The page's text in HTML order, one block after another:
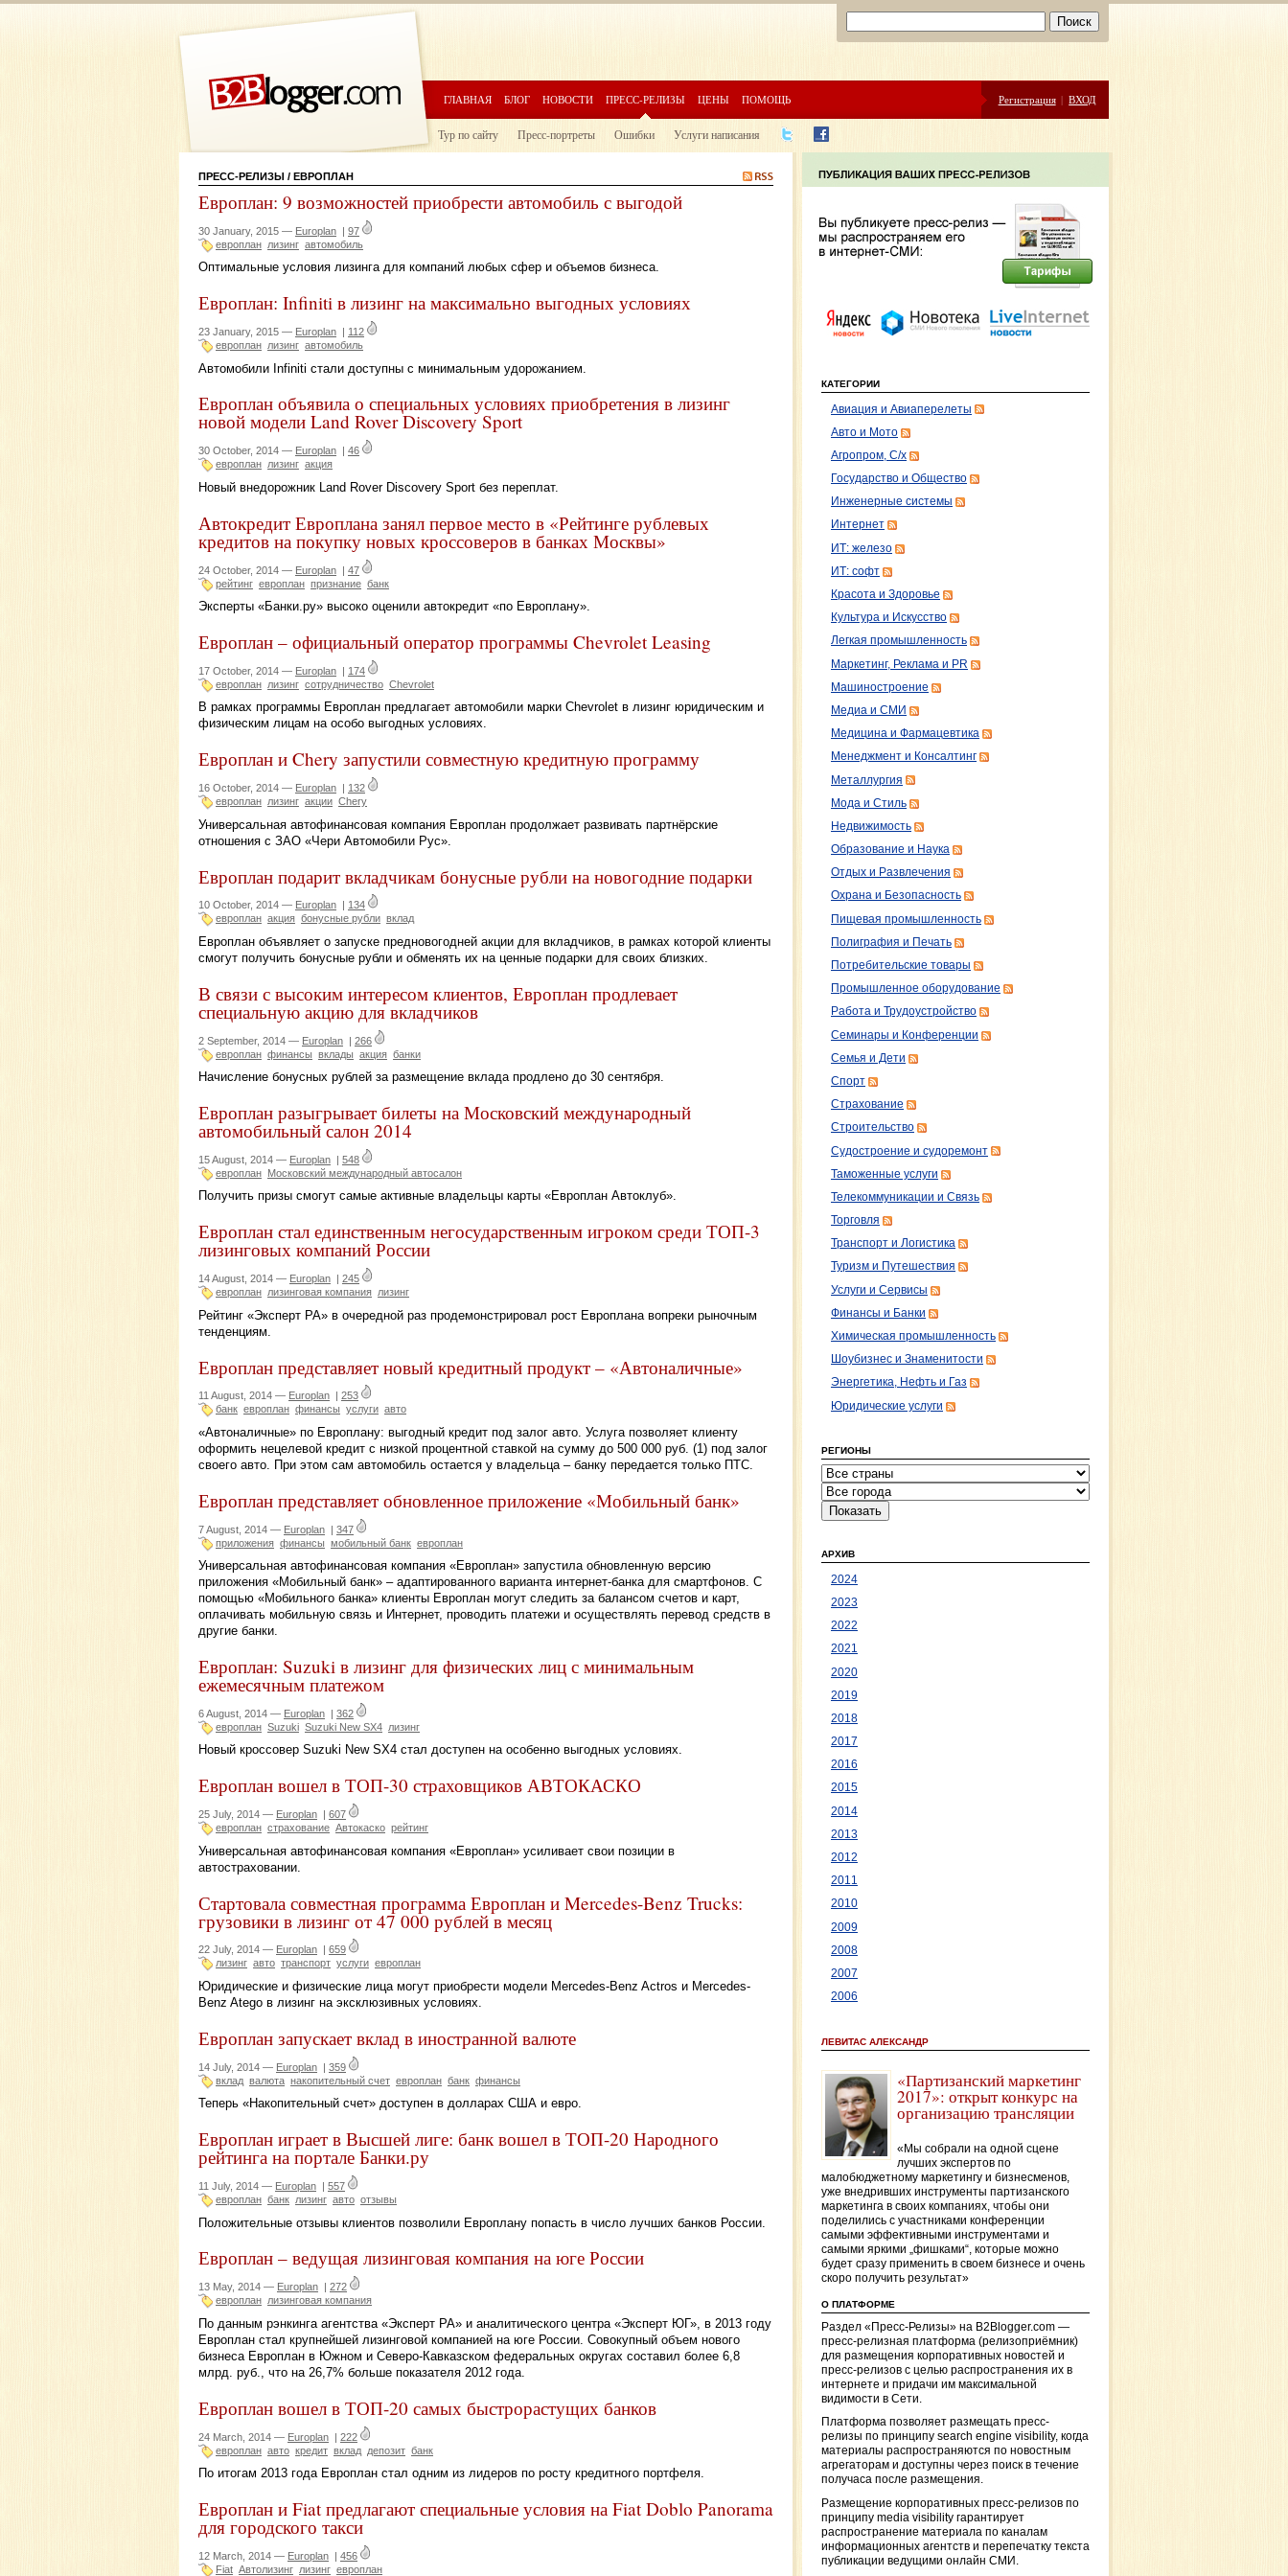
ГЛАВНАЯ БЛОГ НОВОСТИ ПРЕСС-РЕЛИЗЫ ЦЕНЫ ПОМОЩЬ Регистрация | ВХОД
Тур по сайту Пресс-портреты Ошибки Услуги написания
ПРЕСС-РЕЛИЗЫ / ЕВРОПЛАН
Европлан: 9 возможностей приобрести автомобиль с выгодой
30 January, 2015 — Europlan | 97
европлан лизинг автомобиль
Оптимальные условия лизинга для компаний любых сфер и объемов бизнеса.
Европлан: Infiniti в лизинг на максимально выгодных условиях
23 January, 2015 — Europlan | 112
европлан лизинг автомобиль
Автомобили Infiniti стали доступны с минимальным удорожанием.
Европлан объявила о специальных условиях приобретения в лизинг
новой модели Land Rover Discovery Sport
30 October, 2014 — Europlan
46
европлан лизинг акция
Новый внедорожник Land Rover Discovery Sport без переплат.
Автокредит Европлана занял первое место в «Рейтинге рублевых
кредитов на покупку новых кроссоверов в банках Москвы»
24 October, 2014 — Europlan | 47
рейтинг европлан признание банк
Эксперты «Банки.ру» высоко оценили автокредит «по Европлану».
Европлан – официальный оператор программы Chevrolet Leasing
17 October, 2014 — Europlan | 174
европлан лизинг сотрудничество Chevrolet
В рамках программы Европлан предлагает автомобили марки Chevrolet в лизинг юридическим и
физическим лицам на особо выгодных условиях.
Европлан и Chery запустили совместную кредитную программу
16 October, 2014 — Europlan | 132
европлан лизинг акции Chery
Универсальная автофинансовая компания Европлан продолжает развивать партнёрские
отношения с ЗАО «Чери Автомобили Рус».
Европлан подарит вкладчикам бонусные рубли на новогодние подарки
10 October, 2014 — Europlan
134
европлан акция бонусные рубли вклад
Европлан объявляет о запуске предновогодней акции для вкладчиков, в рамках которой клиенты
смогут получить бонусные рубли и обменять их на ценные подарки для своих близких.
В связи с высоким интересом клиентов, Европлан продлевает
специальную акцию для вкладчиков
2 September, 2014 — Europlan | 266
европлан финансы вклады акция банки
Начисление бонусных рублей за размещение вклада продлено до 30 сентября.
Европлан разыгрывает билеты на Московский международный
автомобильный салон 2014
15 August, 2014 — Europlan | 548
европлан Московский международный автосалон
Получить призы смогут самые активные владельцы карты «Европлан Автоклуб».
Европлан стал единственным негосударственным игроком среди ТОП-3
лизинговых компаний России
14 August, 2014 — Europlan | 245
европлан лизинговая компания лизинг
Рейтинг «Эксперт РА» в очередной раз продемонстрировал рост Европлана вопреки рыночным
тенденциям.
Европлан представляет новый кредитный продукт – «Автоналичные»
11 August, 2014 — Europlan
253
банк европлан финансы услуги авто
«Автоналичные» по Европлану: выгодный кредит под залог авто. Услуга позволяет клиенту
оформить нецелевой кредит с низкой процентной ставкой на сумму до 500 000 руб. (1) под залог
своего авто. При этом сам автомобиль остается у владельца – банку передается только ПТС.
Европлан представляет обновленное приложение «Мобильный банк»
7 August, 2014 — Europlan | 347
приложения финансы мобильный банк европлан
Универсальная автофинансовая компания «Европлан» запустила обновленную версию
приложения «Мобильный банк» – адаптированного варианта интернет-банка для смартфонов. С
помощью «Мобильного банка» клиенты Европлан могут следить за балансом счетов и карт,
оплачивать мобильную связь и Интернет, проводить платежи и осуществлять перевод средств в
другие банки.
Европлан: Suzuki в лизинг для физических лиц с минимальным
ежемесячным платежом
6 August, 2014 — Europlan | 362
европлан Suzuki Suzuki New SX4 лизинг
Новый кроссовер Suzuki New SX4 стал доступен на особенно выгодных условиях.
Европлан вошел в ТОП-30 страховщиков АВТОКАСКО
25 July, 2014 — Europlan
607
европлан страхование Автокаско рейтинг
Универсальная автофинансовая компания «Европлан» усиливает свои позиции в
автостраховании.
Стартовала совместная программа Европлан и Mercedes-Benz Trucks:
грузовики в лизинг от 47 000 рублей в месяц
22 July, 2014 — Europlan
659
лизинг авто транспорт услуги европлан
Юридические и физические лица могут приобрести модели Mercedes-Benz Actros и Mercedes-
Benz Atego в лизинг на эксклюзивных условиях.
Европлан запускает вклад в иностранной валюте
14 July, 2014 — Europlan | 359
вклад валюта накопительный счет европлан банк финансы
Теперь «Накопительный счет» доступен в долларах США и евро.
Европлан играет в Высшей лиге: банк вошел в ТОП-20 Народного
рейтинга на портале Банки.ру
11 July, 2014 — Europlan | 557
европлан банк лизинг авто отзывы
Положительные отзывы клиентов позволили Европлану попасть в число лучших банков России.
Европлан – ведущая лизинговая компания на юге России
13 May, 2014 — Europlan
272
европлан лизинговая компания
По данным рэнкинга агентства «Эксперт РА» и аналитического центра «Эксперт ЮГ», в 2013 году
Европлан стал крупнейшей лизинговой компанией на юге России. Совокупный объем нового
бизнеса Европлан в Южном и Северо-Кавказском федеральных округах составил более 6,8
млрд. руб., что на 26,7% больше показателя 2012 года.
Европлан вошел в ТОП-20 самых быстрорастущих банков
24 March, 2014 — Europlan | 222
европлан авто кредит вклад депозит банк
По итогам 2013 года Европлан стал одним из лидеров по росту кредитного портфеля.
Европлан и Fiat предлагают специальные условия на Fiat Doblo Panorama
для городского такси
12 March, 2014 — Europlan | 456
Fiat Автолизинг лизинг европлан
КАТЕГОРИИ
Авиация и Авиаперелеты
Авто и Мото
Агропром, С/х
Государство и Общество
Инженерные системы
Интернет
ИТ: железо
ИТ: софт
Красота и Здоровье
Культура и Искусство
Легкая промышленность
Маркетинг, Реклама и PR
Машиностроение
Медиа и СМИ
Медицина и Фармацевтика
Менеджмент и Консалтинг
Металлургия
Мода и Стиль
Недвижимость
Образование и Наука
Отдых и Развлечения
Охрана и Безопасность
Пищевая промышленность
Полиграфия и Печать
Потребительские товары
Промышленное оборудование
Работа и Трудоустройство
Семинары и Конференции
Семья и Дети
Спорт
Страхование
Строительство
Судостроение и судоремонт
Таможенные услуги
Телекоммуникации и Связь
Торговля
Транспорт и Логистика
Туризм и Путешествия
Услуги и Сервисы
Финансы и Банки
Химическая промышленность
Шоубизнес и Знаменитости
Энергетика, Нефть и Газ
Юридические услуги
РЕГИОНЫ
АРХИВ
2024
2023
2022
2021
2020
2019
2018
2017
2016
2015
2014
2013
2012
2011
2010
2009
2008
2007
2006
ЛЕВИТАС АЛЕКСАНДР
«Партизанский маркетинг
2017»: открыт конкурс на
организацию трансляции
«Мы собрали на одной сцене
лучших экспертов по
малобюджетному маркетингу и бизнесменов,
уже внедривших инструменты партизанского
маркетинга в своих компаниях, чтобы они
поделились с участниками конференции
самыми эффективными инструментами и
самыми яркими „фишками“, которые можно
будет сразу применить в своем бизнесе и очень
скоро получить результат»
О ПЛАТФОРМЕ
Раздел «Пресс-Релизы» на B2Blogger.com —
пресс-релизная платформа (релизоприёмник)
для размещения корпоративных новостей и
пресс-релизов с целью распространения их в
интернете и придачи им максимальной
видимости в Сети.
Платформа позволяет размещать пресс-
релизы по принципу search engine visibility, когда
материалы распространяются по новостным
агрегаторам и доступны через поиск в течение
получаса после размещения.
Размещение корпоративных пресс-релизов по
принципу media visibility гарантирует
распространение материала по каналам
информационных агентств и перепечатку текста
публикации ведущими онлайн СМИ.